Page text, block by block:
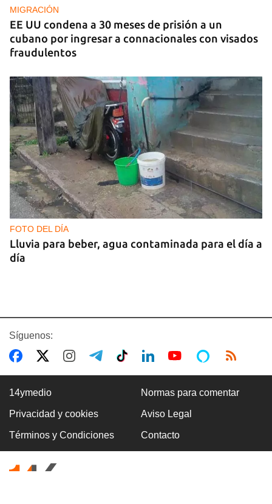
MIGRACIÓN
EE UU condena a 30 meses de prisión a un
cubano por ingresar a connacionales con visados
fraudulentos
FOTO DEL DÍA
Lluvia para beber, agua contaminada para el día a
día
COMERCIO
La Cuevita, el verdadero mercado mayorista de
Cuba, abastece la economía nacional
Síguenos:
14ymedio Normas para comentar
Privacidad y cookies Aviso Legal
Términos y Condiciones Contacto